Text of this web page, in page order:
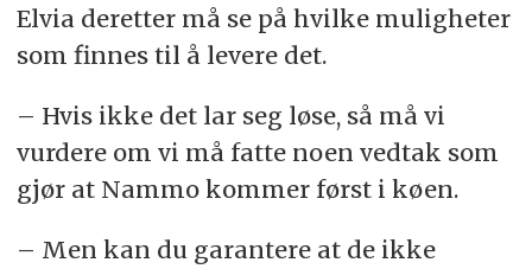
Elvia deretter må se på hvilke muligheter
som finnes til å levere det.
– Hvis ikke det lar seg løse, så må vi
vurdere om vi må fatte noen vedtak som
gjør at Nammo kommer først i køen.
– Men kan du garantere at de ikke